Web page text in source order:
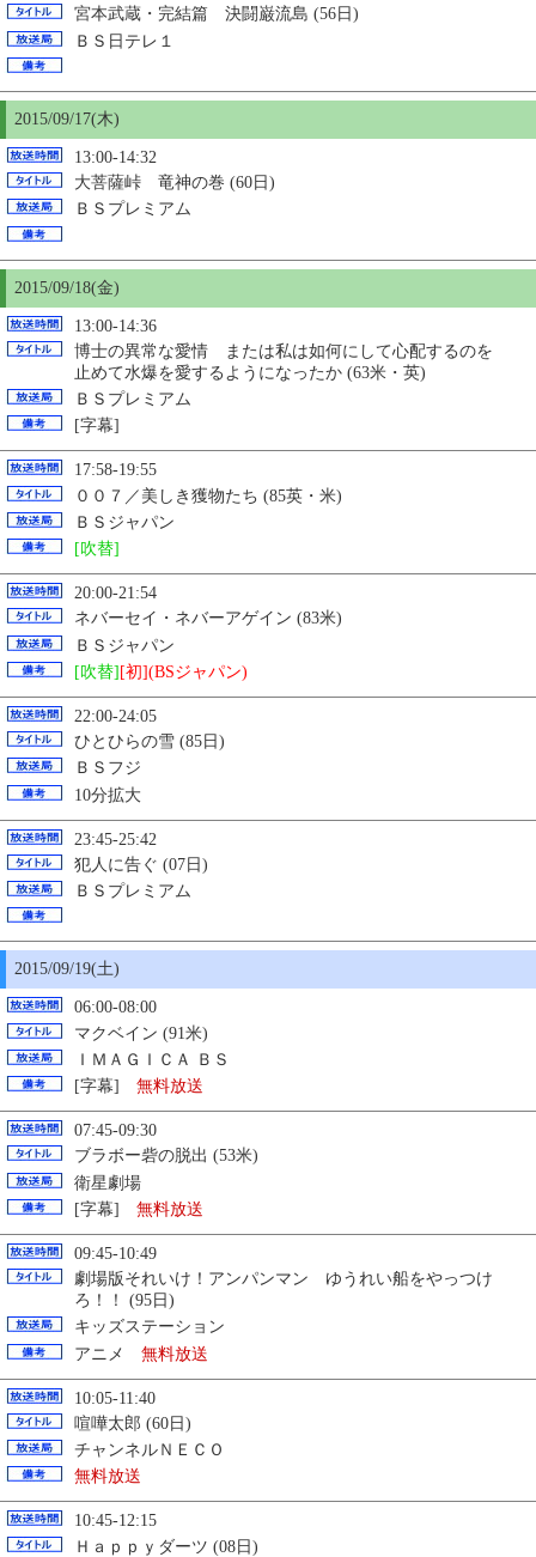
宮本武蔵・完結篇 決闘巌流島 (56日)
ＢＳ日テレ１
2015/09/17(木)
13:00-14:32
大菩薩峠 竜神の巻 (60日)
ＢＳプレミアム
2015/09/18(金)
13:00-14:36
博士の異常な愛情 または私は如何にして心配するのを
止めて水爆を愛するようになったか (63米・英)
ＢＳプレミアム
[字幕]
17:58-19:55
００７／美しき獲物たち (85英・米)
ＢＳジャパン
[吹替]
20:00-21:54
ネバーセイ・ネバーアゲイン (83米)
ＢＳジャパン
[吹替] [初](BSジャパン)
22:00-24:05
ひとひらの雪 (85日)
ＢＳフジ
10分拡大
23:45-25:42
犯人に告ぐ (07日)
ＢＳプレミアム
2015/09/19(土)
06:00-08:00
マクベイン (91米)
ＩＭＡＧＩＣＡ ＢＳ
[字幕] 無料放送
07:45-09:30
ブラボー砦の脱出 (53米)
衛星劇場
[字幕] 無料放送
09:45-10:49
劇場版それいけ！アンパンマン ゆうれい船をやっつけ
ろ！！ (95日)
キッズステーション
アニメ 無料放送
10:05-11:40
喧嘩太郎 (60日)
チャンネルＮＥＣＯ
無料放送
10:45-12:15
Ｈａｐｐｙダーツ (08日)